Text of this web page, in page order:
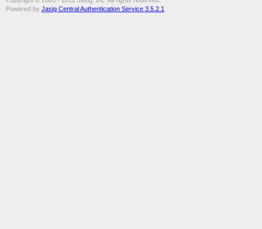
Powered by Jasig Central Authentication Service 3.5.2.1